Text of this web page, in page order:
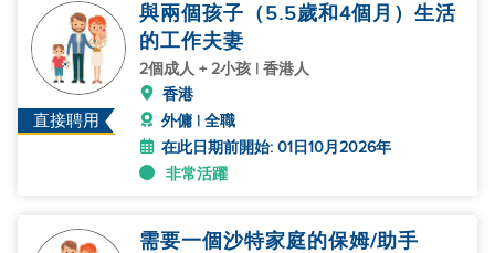
直接聘用
與兩個孩子（5.5歲和4個月）生活
的工作夫妻
2個成人 + 2小孩 | 香港人
香港
外傭 | 全職
在此日期前開始: 01日10月2026年
非常活躍
需要一個沙特家庭的保姆/助手